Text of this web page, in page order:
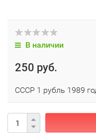
В наличии
250 руб.
СССР 1 рубль 1989